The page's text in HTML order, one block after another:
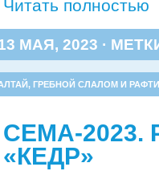
Читать полностью
МАЯ, 2023 ·
, ГРЕБНОЙ СЛАЛОМ И
СЕМА-
«КЕДР»